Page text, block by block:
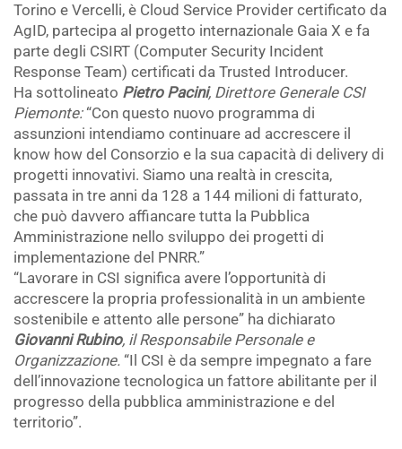
Torino e Vercelli, è Cloud Service Provider certificato da
AgID, partecipa al progetto internazionale Gaia X e fa
parte degli CSIRT (Computer Security Incident
Response Team) certificati da Trusted Introducer.
Ha sottolineato Pietro Pacini, Direttore Generale CSI
Piemonte:“Con questo nuovo programma di
assunzioni intendiamo continuare ad accrescere il
know how del Consorzio e la sua capacità di delivery di
progetti innovativi. Siamo una realtà in crescita,
passata in tre anni da 128 a 144 milioni di fatturato,
che può davvero affiancare tutta la Pubblica
Amministrazione nello sviluppo dei progetti di
implementazione del PNRR.”
“Lavorare in CSI significa avere l’opportunità di
accrescere la propria professionalità in un ambiente
sostenibile e attento alle persone” ha dichiarato
Giovanni Rubino, il Responsabile Personale e
Organizzazione. “Il CSI è da sempre impegnato a fare
dell’innovazione tecnologica un fattore abilitante per il
progresso della pubblica amministrazione e del
territorio”.